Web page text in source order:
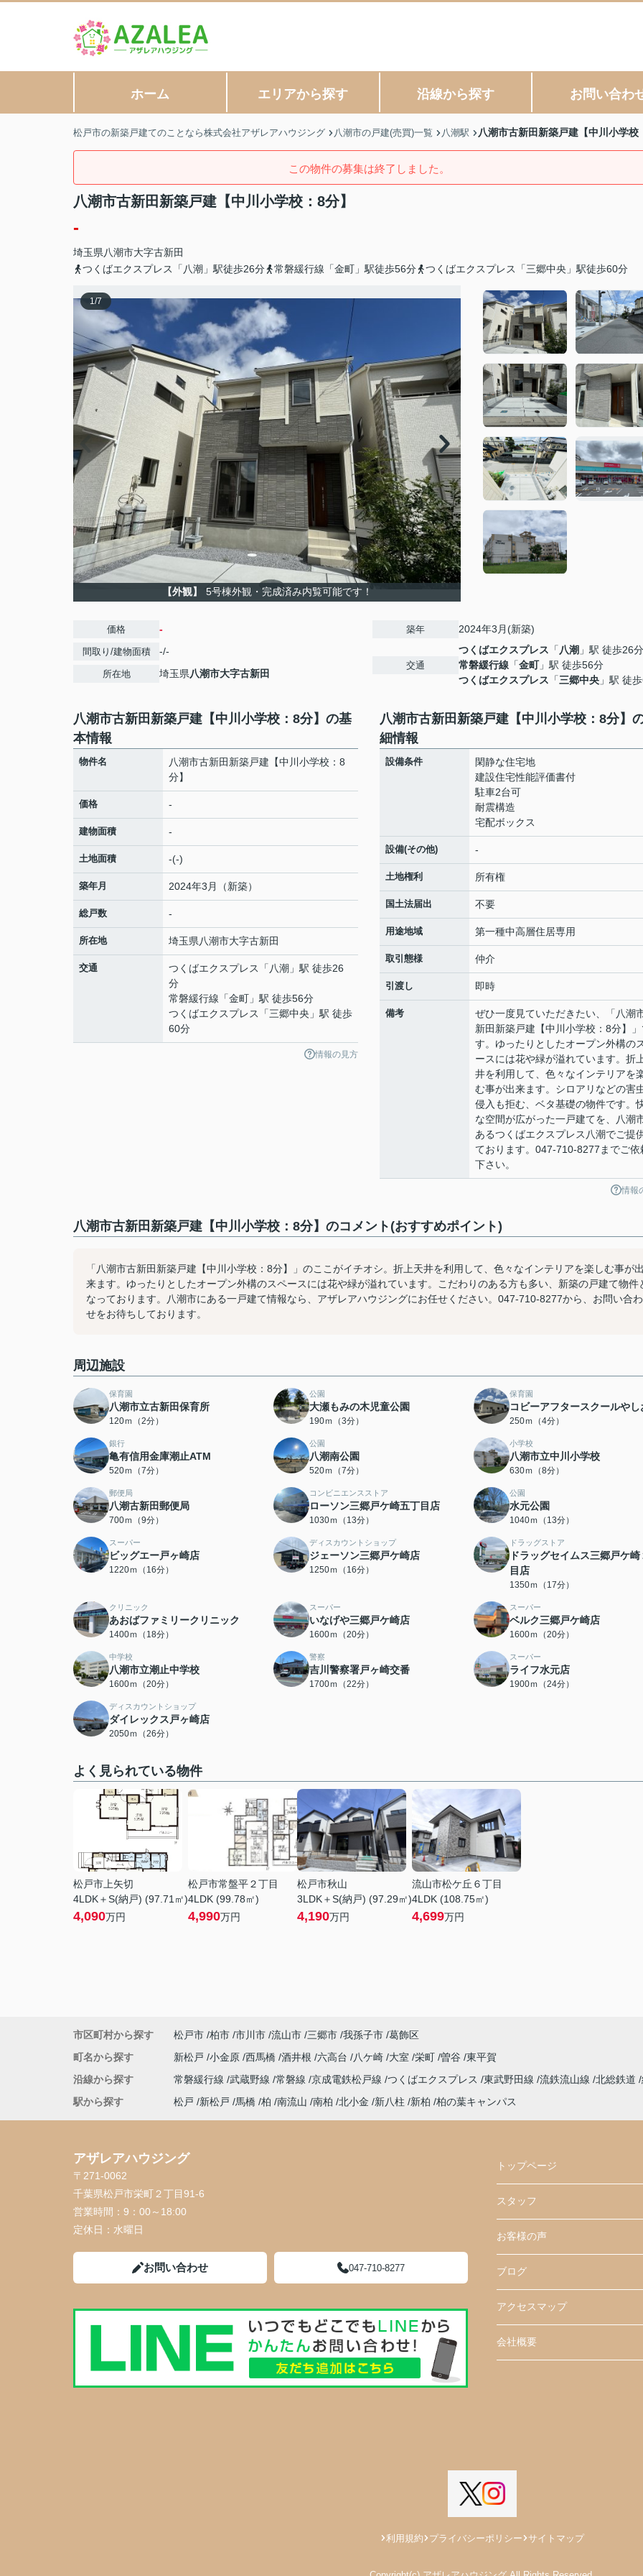
ホーム エリアから探す 沿線から探す お問い合わ
松戸市の新築戸建てのことなら株式会社アザレアハウジング 八潮市の戸建(売買)一覧 八潮駅 八潮市古新田新築戸建【中川小学校
この物件の募集は終了しました。
八潮市古新田新築戸建【中川小学校：8分】
-
埼玉県八潮市大字古新田
つくばエクスプレス「八潮」駅徒歩26分
常磐緩行線「金町」駅徒歩56分 つくばエクスプレス「三郷中央」駅徒歩60分
1/7
【外観】 5号棟外観・完成済み内覧可能です！
価格 -
間取り/建物面積 -/-
所在地 埼玉県八潮市大字古新田
築年 2024年3月(新築)
交通
つくばエクスプレス 「 八潮 」駅 徒歩26分
常磐緩行線 「金町」駅 徒歩56分
つくばエクスプレス 「三郷中央 」駅 徒
八潮市古新田新築戸建【中川小学校：8分】の基
本情報
物件名
八潮市古新田新築戸建【中川小学校：8
分】
価格 -
建物面積 -
土地面積 -(-)
築年月 2024年3月（新築）
総戸数 -
所在地 埼玉県八潮市大字古新田
交通 つくばエクスプレス 「 八潮 」駅 徒歩26
分
常磐緩行線 「金町 」駅 徒歩56分
つくばエクスプレス
「三郷中央 」駅 徒歩
60分
情報の見方
八潮市古新田新築戸建【中川小学校：8分】
細情報
設備条件
閑静な住宅地
建設住宅性能評価書付
駐車2台可
耐震構造
宅配ボックス
設備(その他) -
土地権利 所有権
国土法届出 不要
用途地域 第一種中高層住居専用
取引態様 仲介
引渡し 即時
備考
ぜひ一度見ていただきたい、「八潮
新田新築戸建【中川小学校：8分】
す。ゆったりとしたオープン外構の
ースには花や緑が溢れています。折
井を利用して、色々なインテリアを
む事が出来ます。シロアリなどの害
侵入も拒む、ベタ基礎の物件です。
な空間が広がった一戸建てを、八潮
あるつくばエクスプレス八潮でご提
ております。047-710-8277までご依
下さい。
情報
八潮市古新田新築戸建【中川小学校：8分】のコメント(おすすめポイント)
「八潮市古新田新築戸建【中川小学校：8分】」のここがイチオシ。折上天井を利用して、色々なインテリアを楽しむ事が
来ます。ゆったりとしたオープン外構のスペースには花や緑が溢れています。こだわりのある方も多い、新築の戸建て物件
なっております。八潮市にある一戸建て情報なら、アザレアハウジングにお任せください。047-710-8277から、お問い合わ
せをお待ちしております。
周辺施設
保育園
八潮市立古新田保育所
120ｍ（2分）
公園
大瀬もみの木児童公園
190ｍ（3分）
保育園
コビーアフタースクールやし
250ｍ（4分）
銀行
亀有信用金庫潮止ATM
520ｍ（7分）
公園
八潮南公園
520ｍ（7分）
小学校
八潮市立中川小学校
630ｍ（8分）
郵便局
八潮古新田郵便局
700ｍ（9分）
コンビニエンスストア
ローソン三郷戸ケ崎五丁目店
1030ｍ（13分）
公園
水元公園
1040ｍ（13分）
スーパー
ビッグエー戸ヶ崎店
1220ｍ（16分）
ディスカウントショップ
ジェーソン三郷戸ケ崎店
1250ｍ（16分）
ドラッグストア
ドラッグセイムス三郷戸ケ崎
目店
1350ｍ（17分）
クリニック
あおばファミリークリニック
1400ｍ（18分）
スーパー
いなげや三郷戸ケ崎店
1600ｍ（20分）
スーパー
ベルク三郷戸ケ崎店
1600ｍ（20分）
中学校
八潮市立潮止中学校
1600ｍ（20分）
警察
吉川警察署戸ヶ崎交番
1700ｍ（22分）
スーパー
ライフ水元店
1900ｍ（24分）
ディスカウントショップ
ダイレックス戸ヶ崎店
2050ｍ（26分）
よく見られている物件
松戸市上矢切
4LDK＋S(納戸) (97.71㎡)
4,090万円
松戸市常盤平２丁目
4LDK (99.78㎡)
4,990万円
松戸市秋山
3LDK＋S(納戸) (97.29㎡)
4,190万円
流山市松ケ丘６丁目
4LDK (108.75㎡)
4,699万円
市区町村から探す 松戸市 柏市 市川市 流山市 三郷市 我孫子市 葛飾区
町名から探す
新松戸 小金原 西馬橋 酒井根 六高台 八ケ崎 大室 栄町 曽谷 東平賀
沿線から探す
常磐緩行線 武蔵野線 常磐線 京成電鉄松戸線 つくばエクスプレス 東武野田線 流鉄流山線 北総鉄道
駅から探す
松戸 新松戸 馬橋 柏 南流山 南柏 北小金 新八柱 新柏 柏の葉キャンパス
アザレアハウジング
〒271-0062
千葉県松戸市栄町２丁目91-6
営業時間： 9：00～18:00
定休日： 水曜日
お問い合わせ 047-710-8277
トップページ
スタッフ
お客様の声
ブログ
アクセスマップ
会社概要
利用規約 プライバシーポリシー サイトマップ